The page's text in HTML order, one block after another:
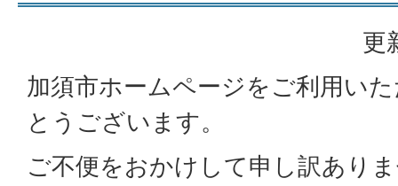
更
加須市ホームページをご利用い
とうございます。
ご不便をおかけして申し訳あり